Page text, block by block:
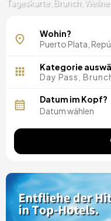
Tageskarte, Brunch,
Wohin?
Kategorie
Day Pass,
Datum im Kopf?